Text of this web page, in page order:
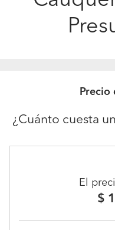
Precio
¿Cuánto cuesta
El
$